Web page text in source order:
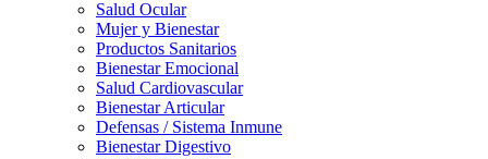
Salud Ocular
Mujer y Bienestar
Productos Sanitarios
Bienestar Emocional
Salud Cardiovascular
Bienestar Articular
Defensas / Sistema Inmune
Bienestar Digestivo